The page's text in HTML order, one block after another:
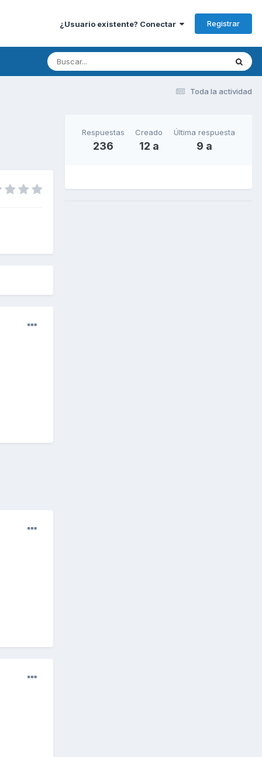
¿Usuario existente? Conectar Registrar
Toda la actividad
Respuestas
236
Creado
12 a
Última respuesta
9 a